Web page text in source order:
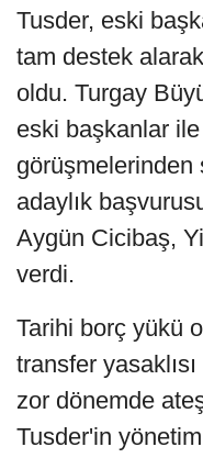
Tusder, eski
tam destek
oldu. Turgay
eski başkanlar
görüşmelerinden
adaylık
Aygün Cicibaş,
verdi.
Tarihi borç yükü
transfer
zor dönemde
Tusder'in